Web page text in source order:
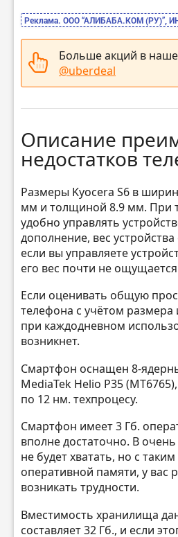
Реклама. ООО “АЛИБАБА.КОМ (РУ)”,
Больше акций в
@uberdeal
Описание
недостатков
Размеры Kyocera S6 в
мм и толщиной 8.9 мм. При
удобно управлять
дополнение, вес
если вы управляете
его вес почти не
Если оценивать общую
телефона с учётом размера
при каждодневном
возникнет.
Смартфон оснащен 8-
MediaTek Helio P35
по 12 нм. техпроцесу.
Смартфон имеет 3 Гб.
вполне достаточно. В очень
не будет хватать, но с
оперативной памяти, у вас
возникать трудности.
Вместимость хранилища
составляет 32 Гб., и если